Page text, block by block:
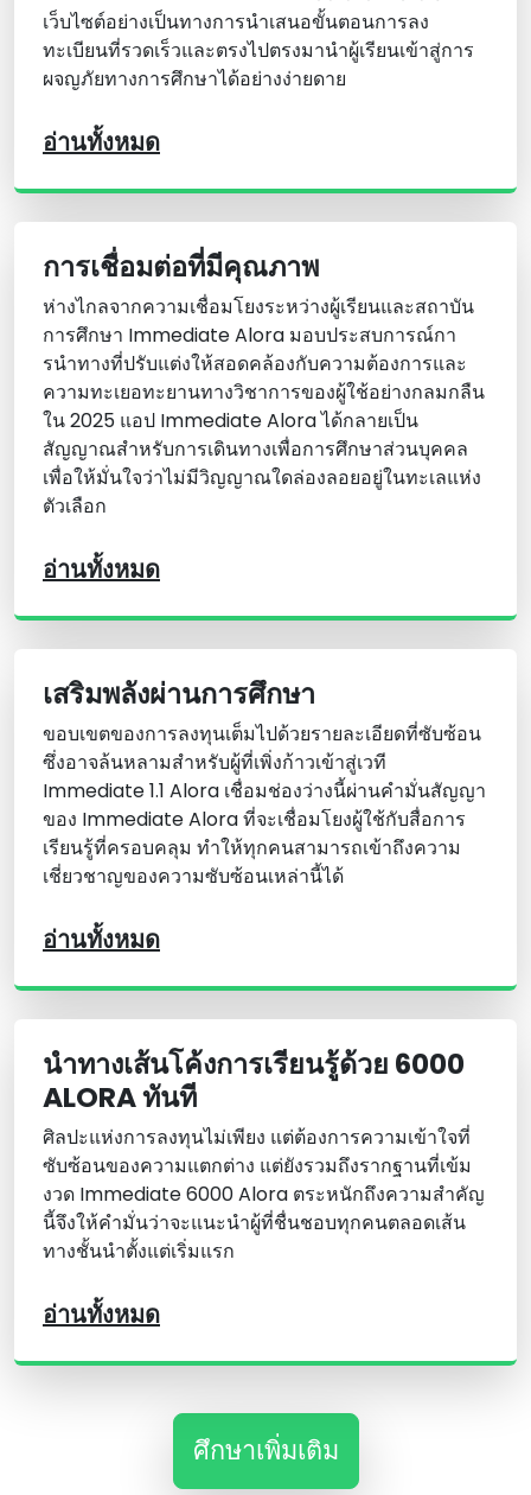
เว็บไซต์อย่างเป็นทางการนําเสนอขั้นตอนการลง
ทะเบียนที่รวดเร็วและตรงไปตรงมานําผู้เรียนเข้าสู่การ
ผจญภัยทางการศึกษาได้อย่างง่ายดาย
อ่านทั้งหมด
การเชื่อมต่อที่มีคุณภาพ
ห่างไกลจากความเชื่อมโยงระหว่างผู้เรียนและสถาบัน
การศึกษา Immediate Alora มอบประสบการณ์กา
รนําทางที่ปรับแต่งให้สอดคล้องกับความต้องการและ
ความทะเยอทะยานทางวิชาการของผู้ใช้อย่างกลมกลืน
ใน 2025 แอป Immediate Alora ได้กลายเป็น
สัญญาณสําหรับการเดินทางเพื่อการศึกษาส่วนบุคคล
เพื่อให้มั่นใจว่าไม่มีวิญญาณใดล่องลอยอยู่ในทะเลแห่ง
ตัวเลือก
อ่านทั้งหมด
เสริมพลังผ่านการศึกษา
ขอบเขตของการลงทุนเต็มไปด้วยรายละเอียดที่ซับซ้อน
ซึ่งอาจล้นหลามสําหรับผู้ที่เพิ่งก้าวเข้าสู่เวที
Immediate 1.1 Alora เชื่อมช่องว่างนี้ผ่านคํามั่นสัญญา
ของ Immediate Alora ที่จะเชื่อมโยงผู้ใช้กับสื่อการ
เรียนรู้ที่ครอบคลุม ทําให้ทุกคนสามารถเข้าถึงความ
เชี่ยวชาญของความซับซ้อนเหล่านี้ได้
อ่านทั้งหมด
นําทางเส้นโค้งการเรียนรู้ด้วย 6000
ALORA ทันที
ศิลปะแห่งการลงทุนไม่เพียง แต่ต้องการความเข้าใจที่
ซับซ้อนของความแตกต่าง แต่ยังรวมถึงรากฐานที่เข้ม
งวด Immediate 6000 Alora ตระหนักถึงความสําคัญ
นี้จึงให้คํามั่นว่าจะแนะนําผู้ที่ชื่นชอบทุกคนตลอดเส้น
ทางชั้นนําตั้งแต่เริ่มแรก
อ่านทั้งหมด
ศึกษาเพิ่มเติม